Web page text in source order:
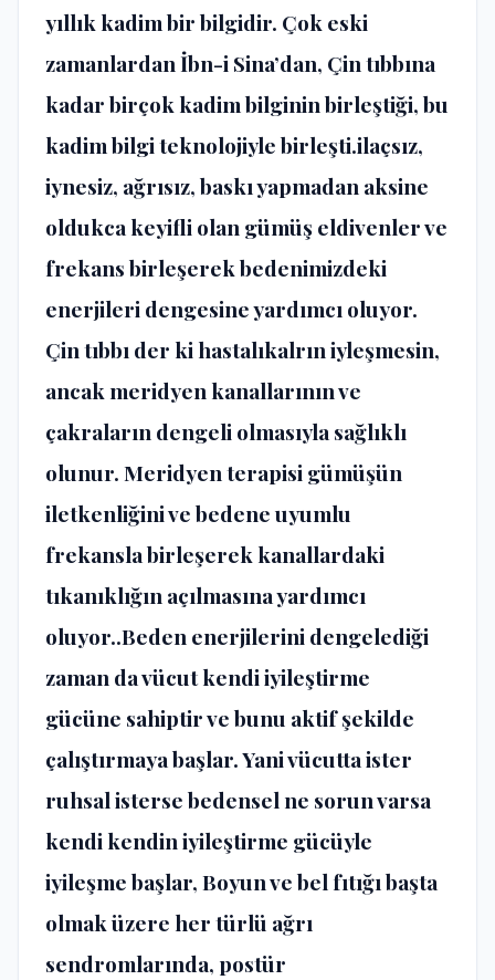
yıllık kadim bir bilgidir. Çok eski
zamanlardan İbn-i Sina’dan, Çin tıbbına
kadar birçok kadim bilginin birleştiği, bu
kadim bilgi teknolojiyle birleşti.ilaçsız,
iynesiz, ağrısız, baskı yapmadan aksine
oldukca keyifli olan gümüş eldivenler ve
frekans birleşerek bedenimizdeki
enerjileri dengesine yardımcı oluyor.
Çin tıbbı der ki hastalıkalrın iyleşmesin,
ancak meridyen kanallarının ve
çakraların dengeli olmasıyla sağlıklı
olunur. Meridyen terapisi gümüşün
iletkenliğini ve bedene uyumlu
frekansla birleşerek kanallardaki
tıkanıklığın açılmasına yardımcı
oluyor..Beden enerjilerini dengelediği
zaman da vücut kendi iyileştirme
gücüne sahiptir ve bunu aktif şekilde
çalıştırmaya başlar. Yani vücutta ister
ruhsal isterse bedensel ne sorun varsa
kendi kendin iyileştirme gücüyle
iyileşme başlar, Boyun ve bel fıtığı başta
olmak üzere her türlü ağrı
sendromlarında, postür